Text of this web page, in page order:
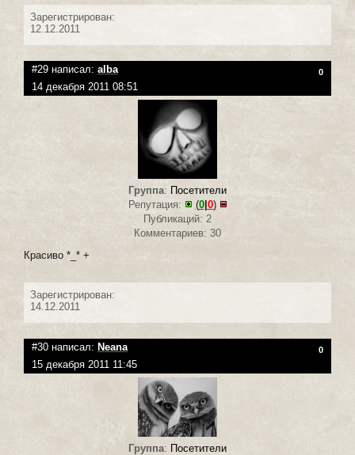
Зарегистрирован:
12.12.2011
#29 написал: alba 0
14 декабря 2011 08:51
Группа: Посетители
Репутация:
(0| 0)
Публикаций: 2
Комментариев: 30
Красиво *_* +
Зарегистрирован:
14.12.2011
#30 написал: Neana 0
15 декабря 2011 11:45
Группа: Посетители